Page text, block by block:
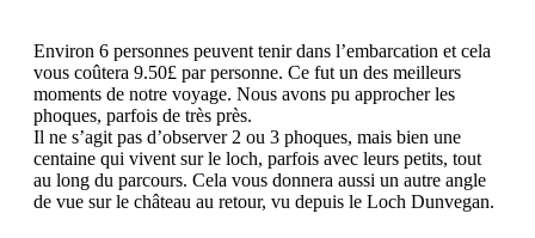
Environ 6 personnes peuvent tenir dans l’embarcation et cela
vous coûtera 9.50£ par personne. Ce fut un des meilleurs
moments de notre voyage. Nous avons pu approcher les
phoques, parfois de très près.
Il ne s’agit pas d’observer 2 ou 3 phoques, mais bien une
centaine qui vivent sur le loch, parfois avec leurs petits, tout
au long du parcours. Cela vous donnera aussi un autre angle
de vue sur le château au retour, vu depuis le Loch Dunvegan.